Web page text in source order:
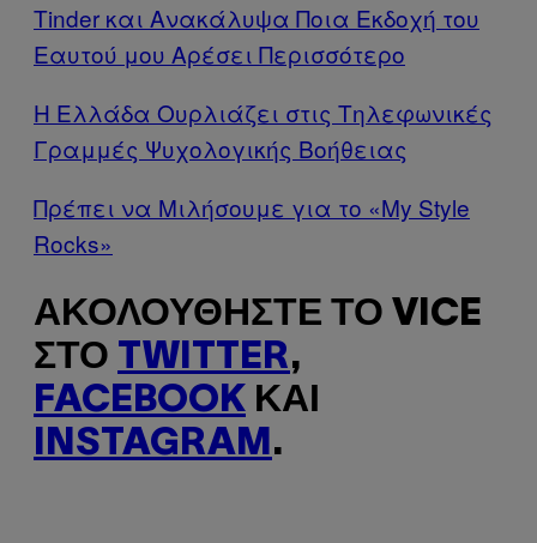
Tinder και Ανακάλυψα Ποια Εκδοχή του
Εαυτού μου Αρέσει Περισσότερο
Η Ελλάδα Ουρλιάζει στις Τηλεφωνικές
Γραμμές Ψυχολογικής Βοήθειας
Πρέπει να Μιλήσουμε για το «My Style
Rocks»
ΑΚΟΛΟΥΘΉΣΤΕ ΤΟ VICE
ΣΤΟ TWITTER,
FACEBOOK ΚΑΙ
INSTAGRAM .